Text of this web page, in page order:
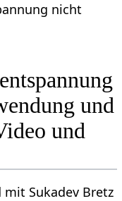
nicht
und
und
Sukadev Bretz